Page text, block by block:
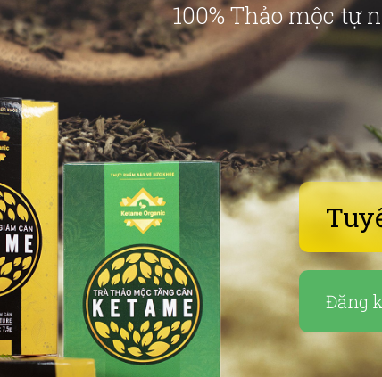
100% Thảo mộc tự
Đăng